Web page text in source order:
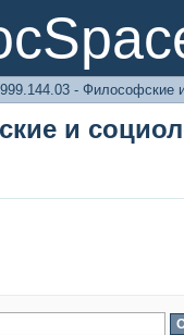
и
- Философские
и